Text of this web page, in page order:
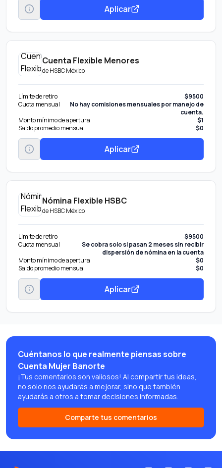
Aplicar
Cuenta Flexible Menores
deHSBC México
Límite de retiro
$9500
Cuota mensual
No hay comisiones mensuales por manejo de
cuenta.
Monto mínimo de apertura
$1
Saldo promedio mensual
$0
Aplicar
Nómina Flexible HSBC
deHSBC México
Límite de retiro
$9500
Cuota mensual
Se cobra solo si pasan 2 meses sin recibir
dispersión de nómina en la cuenta
Monto mínimo de apertura
$0
Saldo promedio mensual
$0
Aplicar
Cuéntanos lo que realmente piensas sobre
Cuenta Mujer Banorte
¡Tus comentarios son valiosos! Al compartir tus ideas,
no solo nos ayudarás a mejorar, sino que también
ayudarás a otros a tomar decisiones informadas.
Comparte tus comentarios